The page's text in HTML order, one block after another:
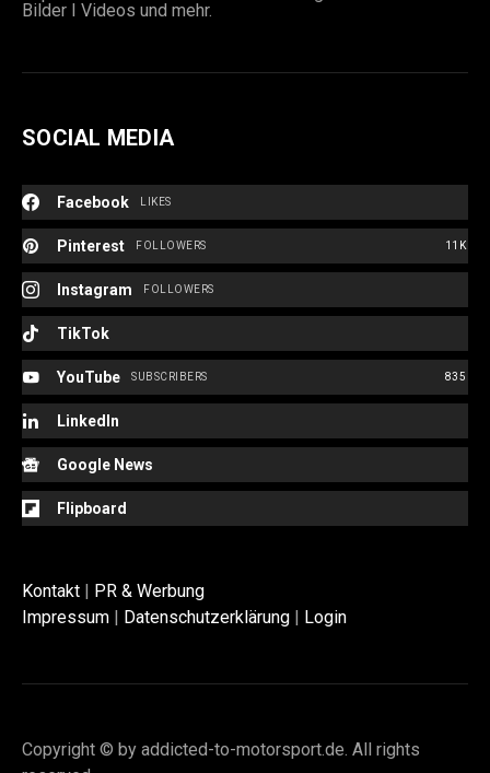
Bilder I Videos und mehr.
SOCIAL MEDIA
Facebook LIKES
Pinterest 11K
FOLLOWERS
Instagram FOLLOWERS
TikTok
YouTube 835
SUBSCRIBERS
LinkedIn
Google News
Flipboard
Kontakt | PR & Werbung
Impressum | Datenschutzerklärung | Login
Copyright © by addicted-to-motorsport.de. All rights